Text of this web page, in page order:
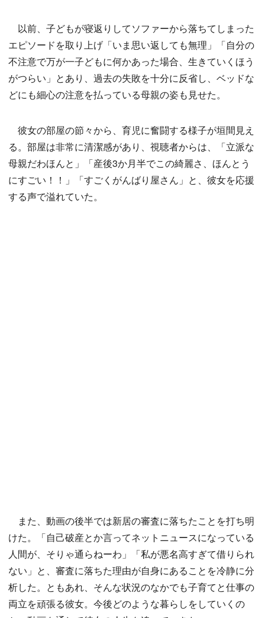
以前、子どもが寝返りしてソファーから落ちてしまった
エピソードを取り上げ「いま思い返しても無理」「自分の
不注意で万が一子どもに何かあった場合、生きていくほう
がつらい」とあり、過去の失敗を十分に反省し、ベッドな
どにも細心の注意を払っている母親の姿も見せた。
彼女の部屋の節々から、育児に奮闘する様子が垣間見え
る。部屋は非常に清潔感があり、視聴者からは、「立派な
母親だわほんと」「産後3か月半でこの綺麗さ、ほんとう
にすごい！！」「すごくがんばり屋さん」と、彼女を応援
する声で溢れていた。
また、動画の後半では新居の審査に落ちたことを打ち明
けた。「自己破産とか言ってネットニュースになっている
人間が、そりゃ通らねーわ」「私が悪名高すぎて借りられ
ない」と、審査に落ちた理由が自身にあることを冷静に分
析した。ともあれ、そんな状況のなかでも子育てと仕事の
両立を頑張る彼女。今後どのような暮らしをしていくの